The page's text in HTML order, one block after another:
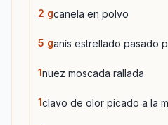
2 gcanela en polvo
5 ganís estrellado pasado
1nuez moscada rallada
1clavo de olor picado a la